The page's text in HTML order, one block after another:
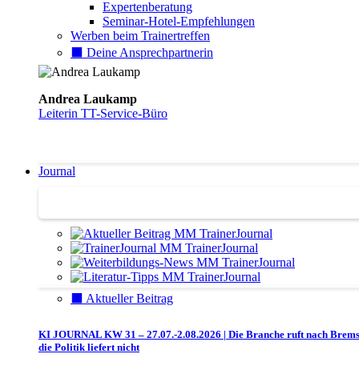
Expertenberatung
Seminar-Hotel-Empfehlungen
Werben beim Trainertreffen
⬛️ Deine Ansprechpartnerin
Andrea Laukamp
Leiterin TT-Service-Büro
Journal
⬛️ Aktueller Beitrag
KI JOURNAL KW 31 – 27.07.-2.08.2026 | Die Branche ruft nach
die Politik liefert nicht